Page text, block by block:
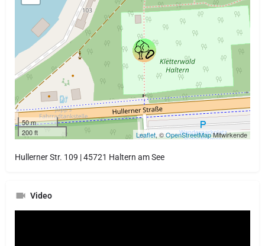
50 m
200 ft
Leaflet, ©OpenStreetMapMitwirkende
Hullerner Str. 109 | 45721 Haltern am See
Video